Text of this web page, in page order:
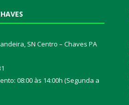
SN Centro – Chaves PA
08:00 às 14:00h (Segunda a